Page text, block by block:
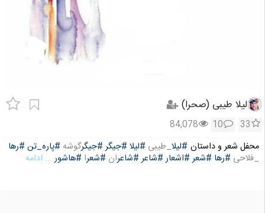
لیلا طیبی (صحرا)
33
10
84,078
محفل شعر و داستان #لیلا_طیبی #لیلا #جیگر #جیگرگوشه #پاره_تن #رها
_فلاحی #رها #شعر #اشعار #شاعر #شاعران #شعرا #هاشور ... ادامه